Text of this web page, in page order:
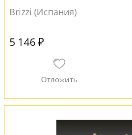
Brizzi (Испания)
5 146 ₽